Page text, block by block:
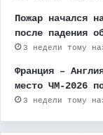
Пожар начался
после падения
3 недели тому
Франция –
место ЧМ-2026
3 недели тому